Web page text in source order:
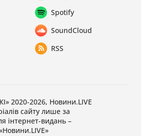
Spotify
SoundCloud
RSS
2020-2026, Новини.LIVE
сайту лише за
інтернет-видань –